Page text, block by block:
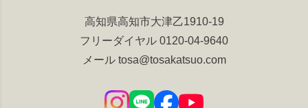
高知県高知市大津乙1910-19
フリーダイヤル 0120-04-9640
メール tosa@tosakatsuo.com